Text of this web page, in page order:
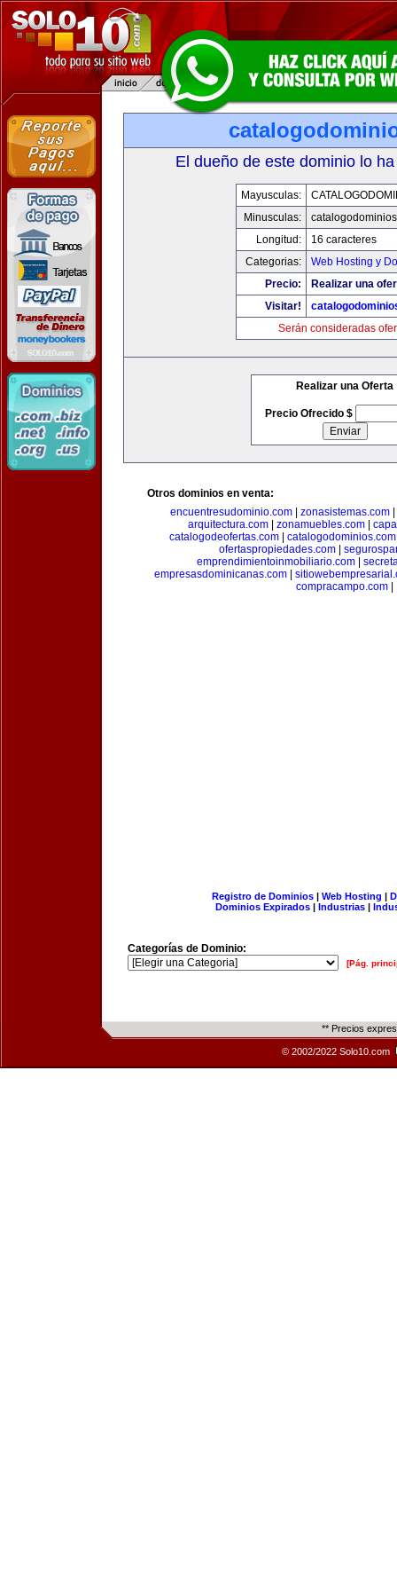
El dueño de este dominio lo
Mayusculas:
Minusculas:
Longitud:
16 caracteres
Categorias:
Web Hosting y
Precio:
Realizar una
Visitar!
Serán consideradas
Realizar una Oferta
Precio Ofrecido $
Otros dominios en venta:
encuentresudominio.com| zonasistemas.com|
arquitectura.com
zonamuebles.com
catalogodeofertas.com| catalogodominios.com
ofertaspropiedades.com|
emprendimientoinmobiliario.com|
empresasdominicanas.com|
compracampo.com
Registro de Dominios| Web Hosting |
Dominios Expirados | Industrias |
Categorías de Dominio:
[Pág.
** Precios
© 2002/2022 Solo10.com